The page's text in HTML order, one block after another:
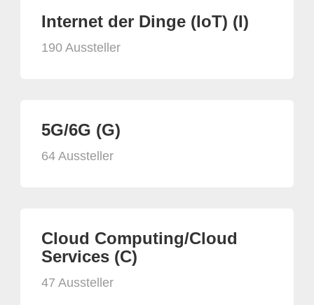
Internet der Dinge (IoT) (I)
190 Aussteller
5G/6G (G)
64 Aussteller
Cloud Computing/Cloud
Services (C)
47 Aussteller